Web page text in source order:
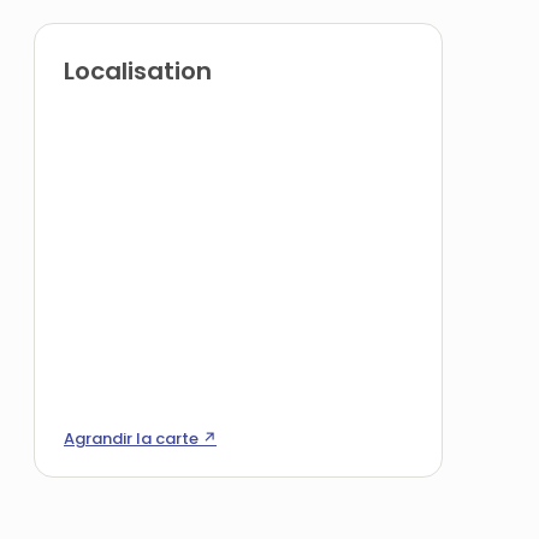
Localisation
Agrandir la carte ↗